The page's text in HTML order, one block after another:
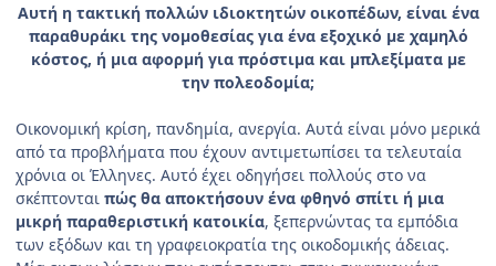
Αυτή η τακτική πολλών ιδιοκτητών οικοπέδων, είναι ένα
παραθυράκι της νομοθεσίας για ένα εξοχικό με χαμηλό
κόστος, ή μια αφορμή για πρόστιμα και μπλεξίματα με
την πολεοδομία;
Οικονομική κρίση, πανδημία, ανεργία. Αυτά είναι μόνο μερικά
από τα προβλήματα που έχουν αντιμετωπίσει τα τελευταία
χρόνια οι Έλληνες. Αυτό έχει οδηγήσει πολλούς στο να
σκέπτονται πώς θα αποκτήσουν ένα φθηνό σπίτι ή μια
μικρή παραθεριστική κατοικία, ξεπερνώντας τα εμπόδια
των εξόδων και τη γραφειοκρατία της οικοδομικής άδειας.